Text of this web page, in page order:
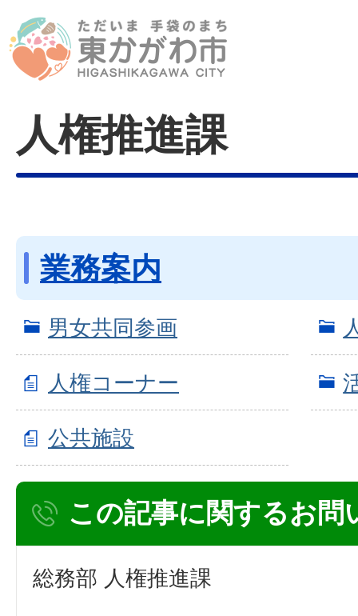
人権推進課
業務案内
男女共同参画
人権コーナー
公共施設
この記事に関するお問
総務部 人権推進課